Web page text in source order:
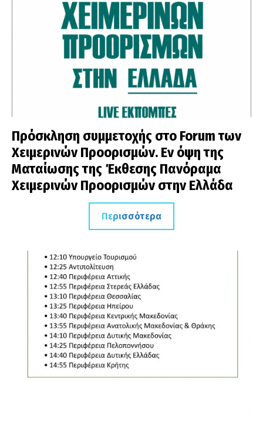
Πρόσκληση συμμετοχής στο Forum των
Χειμερινών Προορισμών. Εν όψη της
Ματαίωσης της Έκθεσης Πανόραμα
Χειμερινών Προορισμών στην Ελλάδα
Περισσότερα